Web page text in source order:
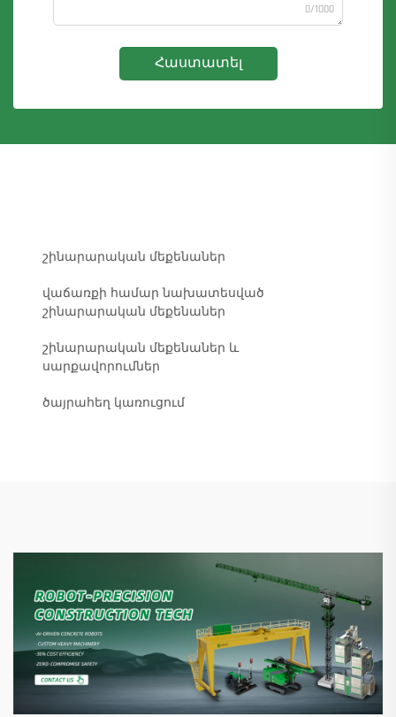
0/1000
Հաստատել
շինարարական մեքենաներ
վաճառքի համար նախատեսված
շինարարական մեքենաներ
շինարարական մեքենաներ և
սարքավորումներ
ծայրահեղ կառուցում